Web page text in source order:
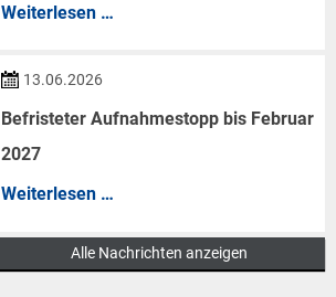
Weiterlesen …
bis
Angeln
gesperrt
13.06.2026
Befristeter Aufnahmestopp bis Februar
2027
Weiterlesen …
bis
Alle Nachrichten anzeigen